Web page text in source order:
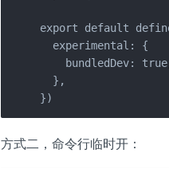
export default
  experimental: {
bundledDev:
  },
})
方式二，命令行临时开：